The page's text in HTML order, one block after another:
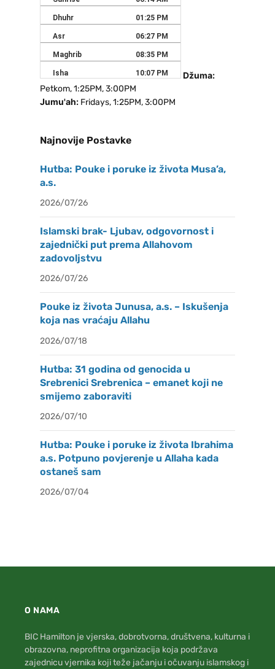
Džuma:
Petkom, 1:25PM, 3:00PM
Jumu'ah: Fridays, 1:25PM, 3:00PM
Najnovije Postavke
Hutba: Pouke i poruke iz života Musa’a,
a.s.
2026/07/26
Islamski brak- Ljubav, odgovornost i
zajednički put prema Allahovom
zadovoljstvu
2026/07/26
Pouke iz života Junusa, a.s. – Iskušenja
koja nas vraćaju Allahu
2026/07/18
Hutba: 31 godina od genocida u
Srebrenici Srebrenica – emanet koji ne
smijemo zaboraviti
2026/07/10
Hutba: Pouke i poruke iz života Ibrahima
a.s. Potpuno povjerenje u Allaha kada
ostaneš sam
2026/07/04
O NAMA
BIC Hamilton je vjerska, dobrotvorna, društvena, kulturna i
obrazovna, neprofitna organizacija koja podržava
zajednicu vjernika koji teže jačanju i očuvanju islamskog i